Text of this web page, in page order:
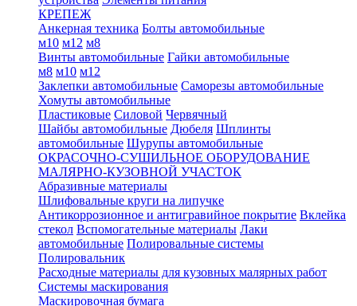
КРЕПЕЖ
Анкерная техника Болты автомобильные
м10 м12 м8
Винты автомобильные Гайки автомобильные
м8 м10 м12
Заклепки автомобильные Саморезы автомобильные
Хомуты автомобильные
Пластиковые Силовой Червячный
Шайбы автомобильные Дюбеля Шплинты
автомобильные Шурупы автомобильные
ОКРАСОЧНО-СУШИЛЬНОЕ ОБОРУДОВАНИЕ
МАЛЯРНО-КУЗОВНОЙ УЧАСТОК
Абразивные материалы
Шлифовальные круги на липучке
Антикоррозионное и антигравийное покрытие Вклейка
стекол Вспомогательные материалы Лаки
автомобильные Полировальные системы
Полировальник
Расходные материалы для кузовных малярных работ
Системы маскирования
Маскировочная бумага